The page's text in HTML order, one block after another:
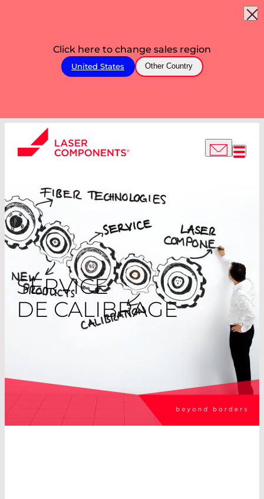
Click here to change sales region
United States Other Country
SERVICE
DE CALIBRAGE